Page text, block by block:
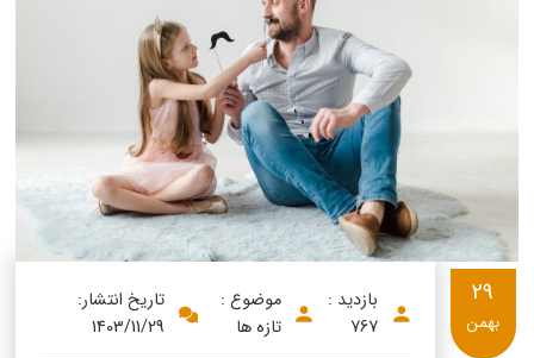
بازدید :
767
موضوع :
تازه ها
تاریخ انتشار:
1403/11/29
29
بهمن